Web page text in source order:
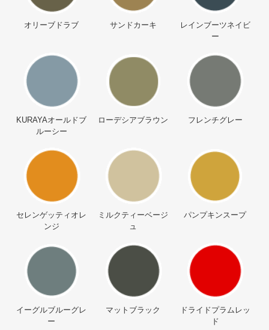
オリーブドラブ サンドカーキ
レインブーツネイビ
ー
KURAYAオールドブ
ルーシー
ローデシアブラウン フレンチグレー
セレンゲッティオレ
ンジ
ミルクティーベージ
ュ
パンプキンスープ
イーグルブルーグレ
ー
マットブラック
ドライドプラムレッ
ド